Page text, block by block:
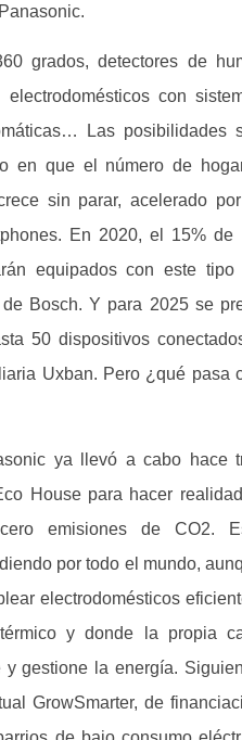
grados, detectores de
con
Las posibilidades
en que el número de
sin parar, acelerado
En 2020, el 15% de
equipados con este tipo
Bosch. Y para 2025 se
50 dispositivos
Uxban. Pero ¿qué pasa
ya llevó a cabo hace
House para hacer
emisiones de CO2.
por todo el mundo,
electrodomésticos
y donde la propia
y gestione la energía.
GrowSmarter, de